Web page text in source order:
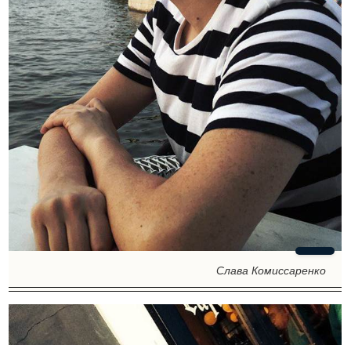
Слава Комиссаренко